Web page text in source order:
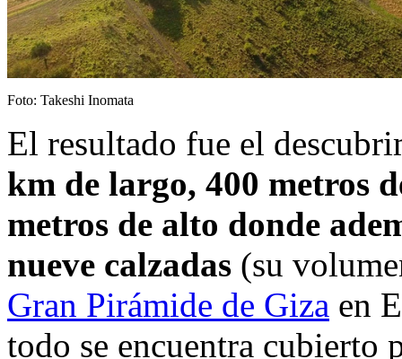
Foto: Takeshi Inomata
El resultado fue el
km de largo, 400 metros
metros de alto donde
nueve calzadas (su
Gran Pirámide de Giza en
todo se encuentra cubierto